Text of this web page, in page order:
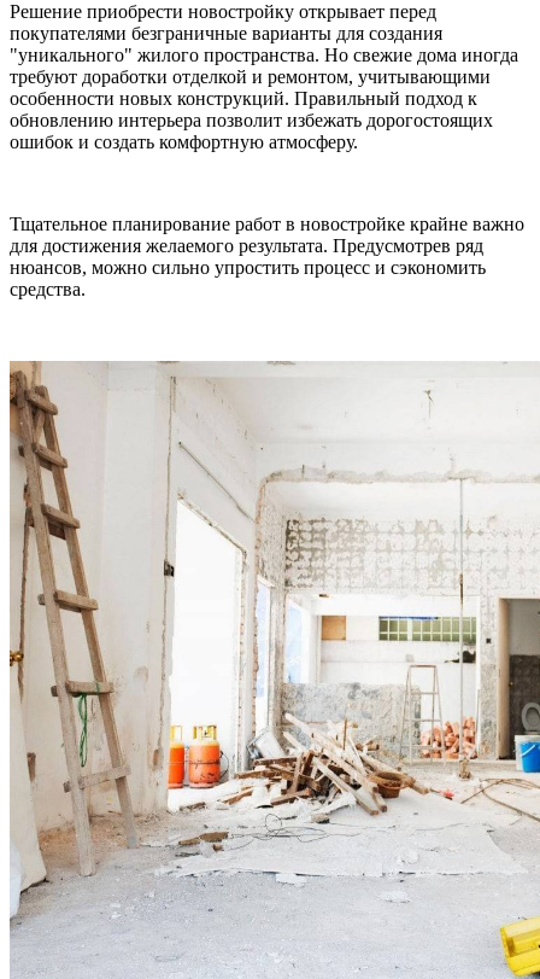
Решение приобрести новостройку открывает перед
покупателями безграничные варианты для создания
"уникального" жилого пространства. Но свежие дома иногда
требуют доработки отделкой и ремонтом, учитывающими
особенности новых конструкций. Правильный подход к
обновлению интерьера позволит избежать дорогостоящих
ошибок и создать комфортную атмосферу.
Тщательное планирование работ в новостройке крайне важно
для достижения желаемого результата. Предусмотрев ряд
нюансов, можно сильно упростить процесс и сэкономить
средства.